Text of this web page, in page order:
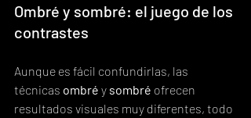
Ombré y sombré: el juego de los
contrastes
Aunque es fácil confundirlas, las
técnicas ombré y sombré ofrecen
resultados visuales muy diferentes, todo